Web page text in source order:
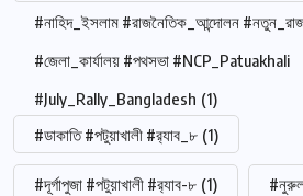
#নাহিদ_ইসলাম #রাজনৈতিক_আন্দোলন
#জেলা_কার্যালয় #পথসভা #NCP_Patuakhali
#July_Rally_Bangladesh (1)
#ডাকাতি #পটুয়াখালী #র‍্যাব_৮ (1)
#দূর্গাপুজা #পটুয়াখালী #র‍্যাব-৮ (1)